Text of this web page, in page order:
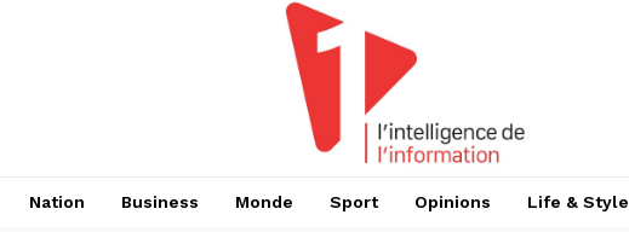
Nation Business Monde Sport Opinions Life & Style